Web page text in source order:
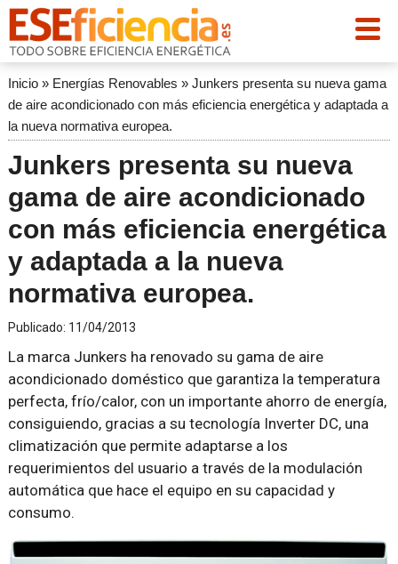
Inicio» Energías Renovables » Junkers presenta su nueva gama
de aire acondicionado con más eficiencia energética y adaptada a
la nueva normativa europea.
Junkers presenta su nueva
gama de aire acondicionado
con más eficiencia energética
y adaptada a la nueva
normativa europea.
Publicado: 11/04/2013
La marca Junkers ha renovado su gama de aire
acondicionado doméstico que garantiza la temperatura
perfecta, frío/calor, con un importante ahorro de energía,
consiguiendo, gracias a su tecnología Inverter DC, una
climatización que permite adaptarse a los
requerimientos del usuario a través de la modulación
automática que hace el equipo en su capacidad y
consumo.